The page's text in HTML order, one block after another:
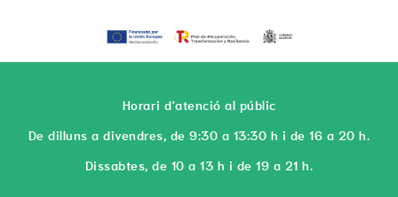
Horari d'atenció al públic
De dilluns a divendres, de 9:30 a 13:30 h i de 16 a 20 h.
Dissabtes, de 10 a 13 h i de 19 a 21 h.